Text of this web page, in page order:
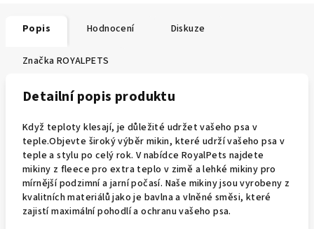
Popis Hodnocení Diskuze
Značka ROYALPETS
Detailní popis produktu
Když teploty klesají, je důležité udržet vašeho psa v
teple.Objevte široký výběr mikin, které udrží vašeho psa v
teple a stylu po celý rok. V nabídce RoyalPets najdete
mikiny z fleece pro extra teplo v zimě a lehké mikiny pro
mírnější podzimní a jarní počasí. Naše mikiny jsou vyrobeny z
kvalitních materiálů jako je bavlna a vlněné směsi, které
zajistí maximální pohodlí a ochranu vašeho psa.